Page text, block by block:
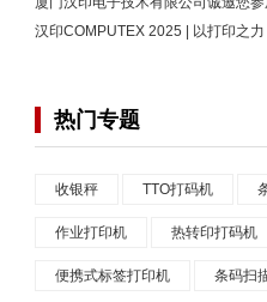
汉印COMPUTEX 2025 | 以打印之
热门专题
收银秤 TTO打码机
作业打印机 热转印打码机
便携式标签打印机 条码扫